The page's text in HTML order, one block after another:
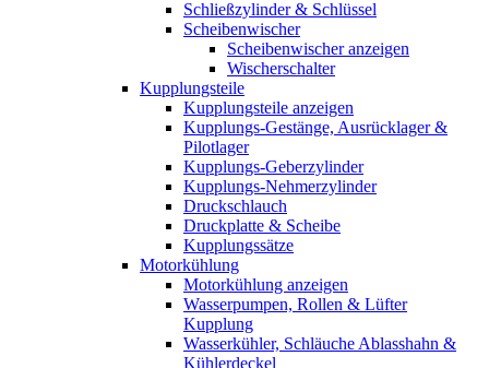
Schließzylinder & Schlüssel
Scheibenwischer
Scheibenwischer anzeigen
Wischerschalter
Kupplungsteile
Kupplungsteile anzeigen
Kupplungs-Gestänge, Ausrücklager &
Pilotlager
Kupplungs-Geberzylinder
Kupplungs-Nehmerzylinder
Druckschlauch
Druckplatte & Scheibe
Kupplungssätze
Motorkühlung
Motorkühlung anzeigen
Wasserpumpen, Rollen & Lüfter
Kupplung
Wasserkühler, Schläuche Ablasshahn &
Kühlerdeckel